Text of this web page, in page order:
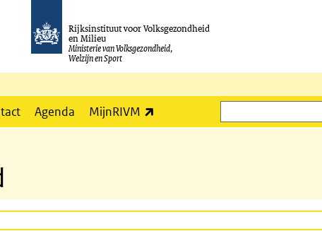
Rijksinstituut voor Volksgezondheid
en Milieu
Ministerie van Volksgezondheid,
Welzijn en Sport
Agenda MijnRIVM
Zoeken